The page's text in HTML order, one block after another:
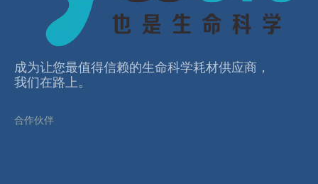
成为让您最值得信赖的⽣命科学耗材供应商，
我们在路上。
合作伙伴